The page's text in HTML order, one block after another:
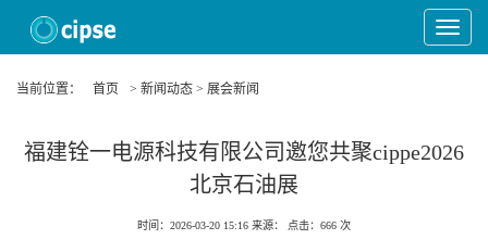
Toggle
当前位置：
首页 > 新闻动态 > 展会新闻
福建铨一电源科技有限公司邀您共聚cippe2026
北京石油展
时间：2026-03-20 15:16 来源： 点击： 666 次